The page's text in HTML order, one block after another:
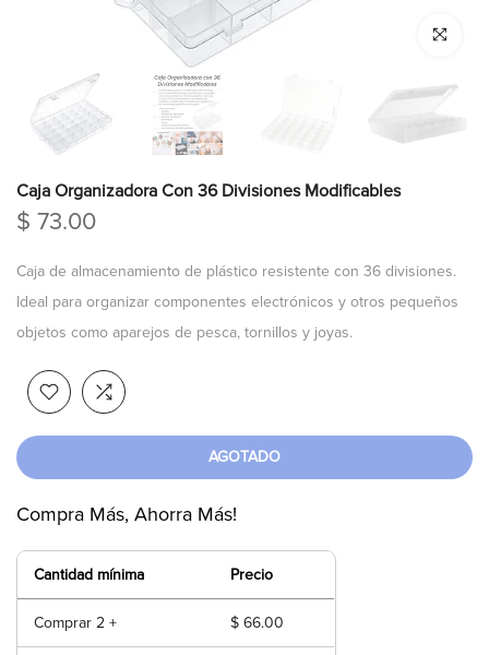
Click para
Caja Organizadora Con 36 Divisiones Modificables
$ 73.00
Caja de almacenamiento de plástico resistente con 36 divisiones.
Ideal para organizar componentes electrónicos y otros pequeños
objetos como aparejos de pesca, tornillos y joyas.
AGOTADO
Compra Más, Ahorra Más!
Cantidad mínima Precio
Comprar 2 + $ 66.00